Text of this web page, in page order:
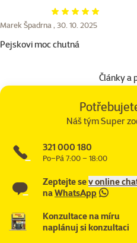
Hodnocení 100%
Marek Špadrna , 30. 10. 2025
Pejskovi moc chutná
Články a
Náš tým Super
321 000 180
Po–Pá 7:00 – 18:00
Zeptejte sev online
naWhatsApp
Konzultace na míru
naplánuj si konzultaci